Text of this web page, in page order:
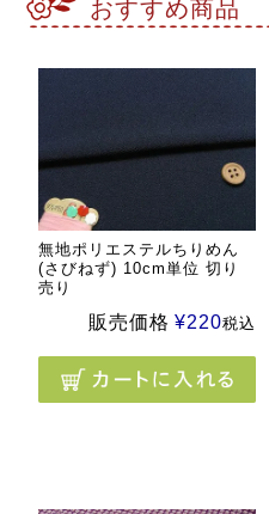
おすすめ商品
無地ポリエステルちりめん
(さびねず) 10cm単位 切り
売り
販売価格 ¥220税込